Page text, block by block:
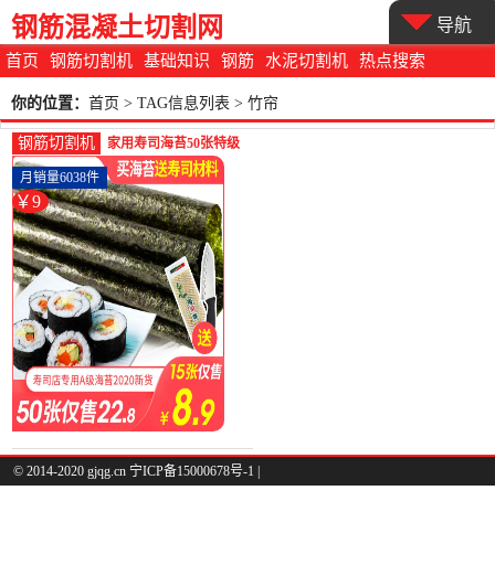
首页 钢筋切割机 基础知识 钢筋 水泥切割机 热点搜索
钢筋混凝土切割网 导航
你的位置： 首页 > TAG信息列表 > 竹帘
钢筋切割机
家用寿司海苔50张特级
紫菜片包饭专用材料食
材大片装-钢筋切割工具
(味娃旗舰店仅售8.9元)
￥9
月销量6038件
© 2014-2020 gjqg.cn 宁ICP备15000678号-1 |